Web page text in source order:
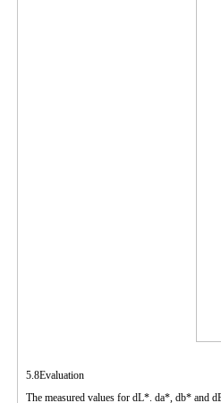
5.8Evaluation
The measured values for dL*. da*, db* and